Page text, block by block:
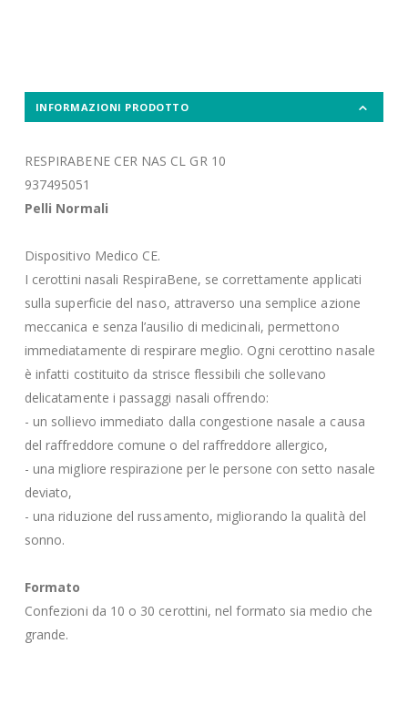
INFORMAZIONI PRODOTTO
RESPIRABENE CER NAS CL GR 10
937495051
Pelli Normali
Dispositivo Medico CE.
I cerottini nasali RespiraBene, se correttamente applicati
sulla superficie del naso, attraverso una semplice azione
meccanica e senza l’ausilio di medicinali, permettono
immediatamente di respirare meglio. Ogni cerottino nasale
è infatti costituito da strisce flessibili che sollevano
delicatamente i passaggi nasali offrendo:
- un sollievo immediato dalla congestione nasale a causa
del raffreddore comune o del raffreddore allergico,
- una migliore respirazione per le persone con setto nasale
deviato,
- una riduzione del russamento, migliorando la qualità del
sonno.
Formato
Confezioni da 10 o 30 cerottini, nel formato sia medio che
grande.